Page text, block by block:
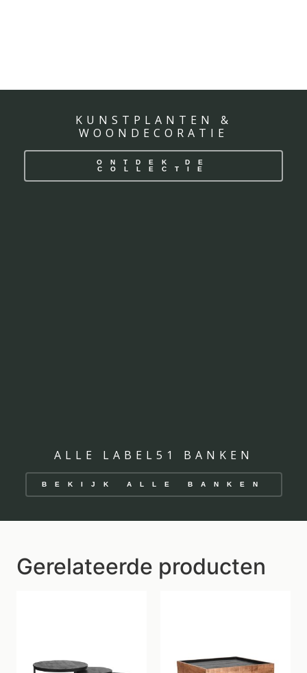
KUNSTPLANTEN &
WOONDECORATIE
ONTDEK DE
COLLECTIE
ALLE LABEL51 BANKEN
BEKIJK ALLE BANKEN
Gerelateerde producten